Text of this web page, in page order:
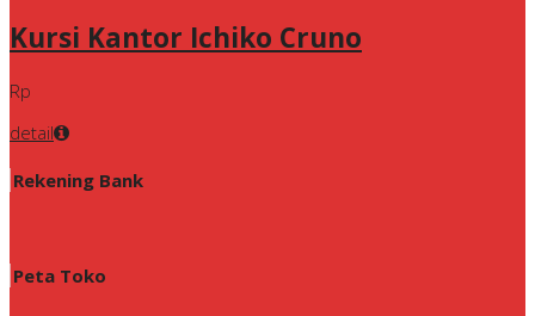
Kursi Kantor Ichiko Cruno
Rp
detail
Rekening Bank
Peta Toko